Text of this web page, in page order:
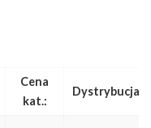
Cena
kat.:
Dystrybucja: